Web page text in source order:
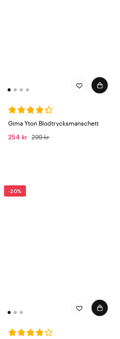
Gima Yton Blodtrycksmanschett
254 kr
299 kr
-20%